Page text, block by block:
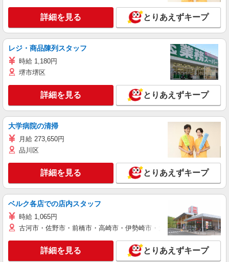
詳細を見る とりあえずキープ
レジ・商品陳列スタッフ
時給 1,180円
堺市堺区
詳細を見る とりあえずキープ
大学病院の清掃
月給 273,650円
品川区
詳細を見る とりあえずキープ
ベルク各店での店内スタッフ
時給 1,065円
古河市・佐野市・前橋市・高崎市・伊勢崎市・太田市・館林市・藤
詳細を見る とりあえずキープ